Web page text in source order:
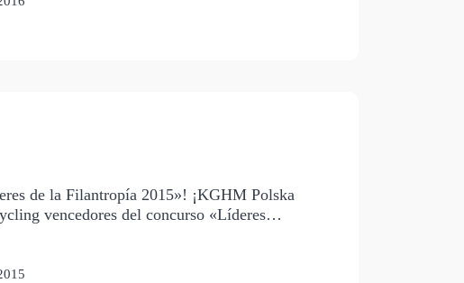
de la Filantropía 2015»! ¡KGHM Polska
vencedores del concurso «Líderes…